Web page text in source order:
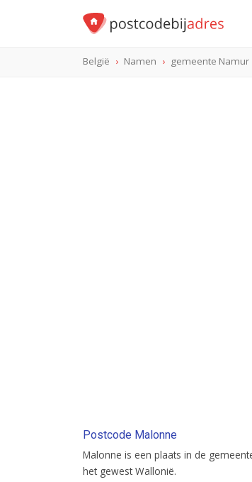
België Namen gemeente Namur
Postcode Malonne
Malonne is een plaats in de
het gewest Wallonië.